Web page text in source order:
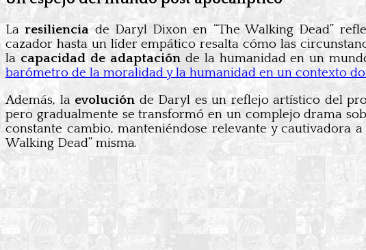
Laresilienciade Daryl Dixon en “The Walking Dead”
cazador hasta un líder empático resalta cómo las
la capacidad de adaptaciónde la humanidad en un
barómetro de la moralidad y la humanidad en un contexto
Además, la evolución de Daryl es un reflejo artístico del
pero gradualmente se transformó en un complejo drama
constante cambio, manteniéndose relevante y cautivadora
Walking Dead” misma.